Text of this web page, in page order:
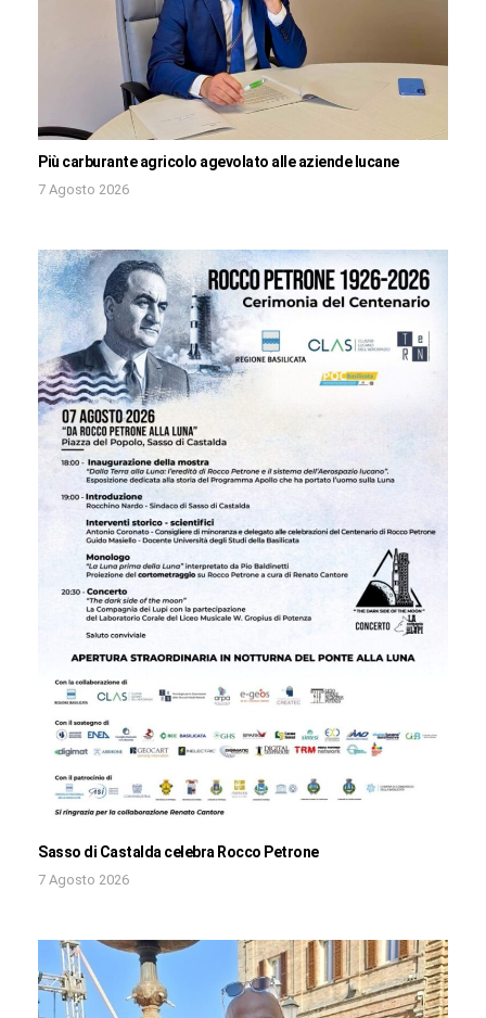
Più carburante agricolo agevolato alle aziende lucane
7 Agosto 2026
Sasso di Castalda celebra Rocco Petrone
7 Agosto 2026